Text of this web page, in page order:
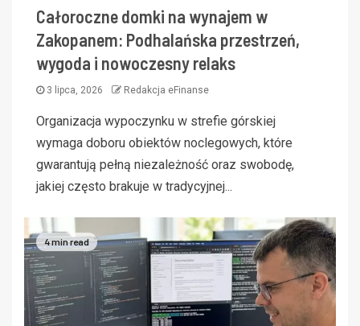
Całoroczne domki na wynajem w
Zakopanem: Podhalańska przestrzeń,
wygoda i nowoczesny relaks
3 lipca, 2026 Redakcja eFinanse
Organizacja wypoczynku w strefie górskiej
wymaga doboru obiektów noclegowych, które
gwarantują pełną niezależność oraz swobodę,
jakiej często brakuje w tradycyjnej...
4 min read